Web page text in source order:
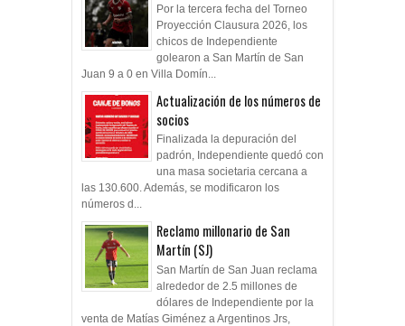
Por la tercera fecha del Torneo
Proyección Clausura 2026, los
chicos de Independiente
golearon a San Martín de San
Juan 9 a 0 en Villa Domín...
Actualización de los números de
socios
Finalizada la depuración del
padrón, Independiente quedó con
una masa societaria cercana a
las 130.600. Además, se modificaron los
números d...
Reclamo millonario de San
Martín (SJ)
San Martín de San Juan reclama
alrededor de 2.5 millones de
dólares de Independiente por la
venta de Matías Giménez a Argentinos Jrs,